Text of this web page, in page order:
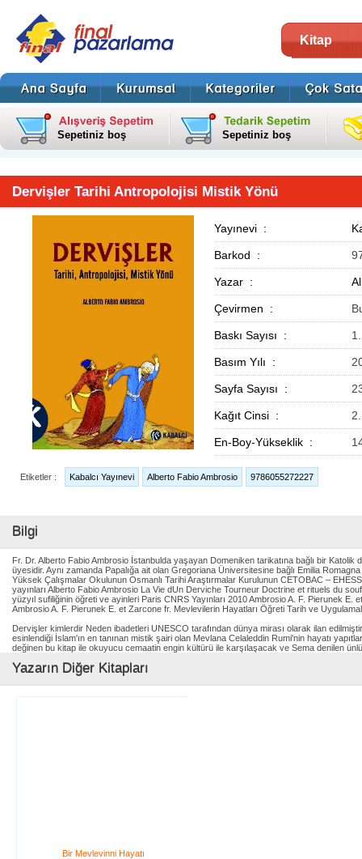
Kitap
Sepetiniz boş Sepetiniz boş
Dervişler Tarihi Antropolojisi Mistik Yönü
Yayınevi :
Barkod :
Yazar :
Çevirmen :
Baskı Sayısı :
Basım Yılı :
Sayfa Sayısı :
Kağıt Cinsi :
En-Boy-Yükseklik :
Etiketler : Kabalcı Yayınevi Alberto Fabio Ambrosio 9786055272227
Bilgi
Fr. Dr. Alberto Fabio Ambrosio İstanbulda yaşayan Domeniken tarikatına bağlı bir Katolik
üyesidir. Aynı zamanda Papalığa ait olan Gregoriana Üniversitesine bağlı Emilia
Yüksek Çalışmalar Okulunun Osmanlı Tarihi Araştırmalar Kurulunun CETOBAC –
yayınları Alberto Fabio Ambrosio La Vie dUn Derviche Tourneur Doctrine et rituels du
yüzyıl sufiliğinin öğreti ve ayinleri Paris CNRS Yayınları 2010 Ambrosio A. F. Pierunek
Ambrosio A. F. Pierunek E. et Zarcone fr. Mevlevilerin Hayatları Öğreti Tarih ve
Dervişler kimlerdir Neden ibadetleri UNESCO tarafından dünya mirası olarak ilan
esinlendiği İslam'ın en tanınan mistik şairi olan Mevlana Celaleddin Rumi'nin hayatı
değinen bu kitap ile okuyucu cemaatin engin kültürü ile karşılaşacak ve Sema denilen
Yazarın Diğer Kitapları
Bir Mevlevinni Hayatı